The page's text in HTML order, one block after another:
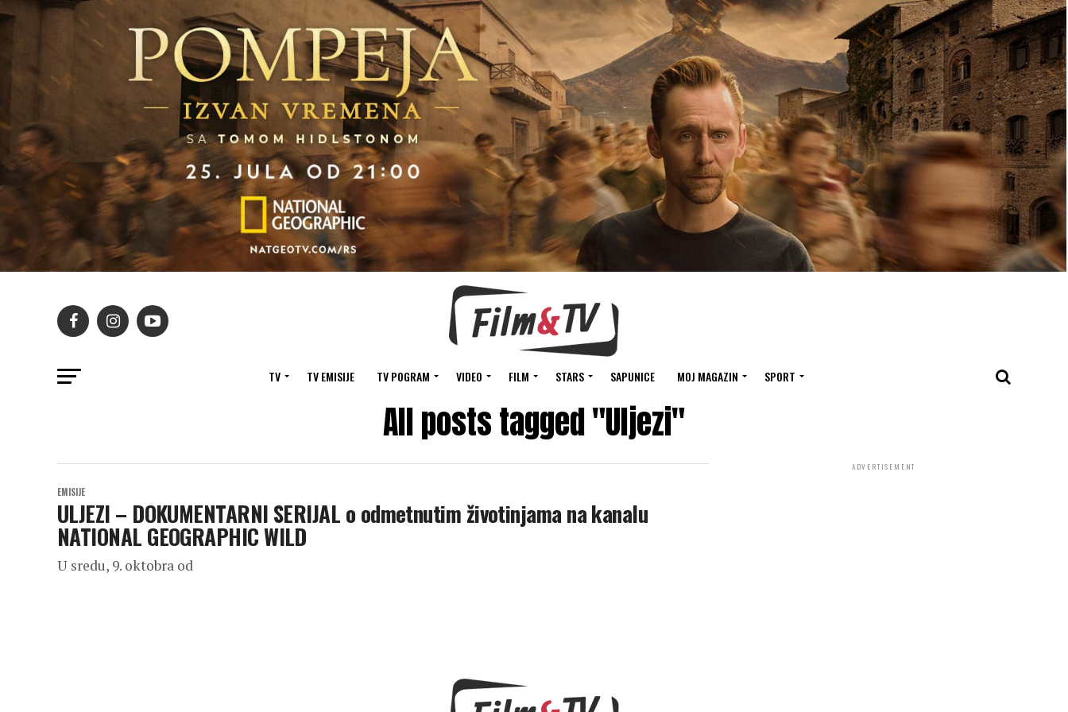
TV TV EMISIJE TV POGRAM VIDEO FILM STARS SAPUNICE MOJ MAGAZIN SPORT
All posts tagged "Uljezi"
EMISIJE
ULJEZI – DOKUMENTARNI SERIJAL o odmetnutim životinjama na kanalu
NATIONAL GEOGRAPHIC WILD
U sredu, 9. oktobra od
ADVERTISEMENT